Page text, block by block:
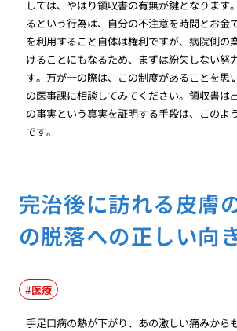
しては、やはり領収書の有無が鍵となります
るという行為は、自分の不注意を時間とお金
を利用すること自体は権利ですが、病院側の
けることにもなるため、まずは紛失しない努
す。万が一の際は、この制度があることを思
の医事課に相談してみてください。領収書は
の事実という真実を証明する手段は、このよ
です。
完治後に訪れる皮膚
の脱落への正しい向
医療
手足口病の熱が下がり、あの激しい痛みから